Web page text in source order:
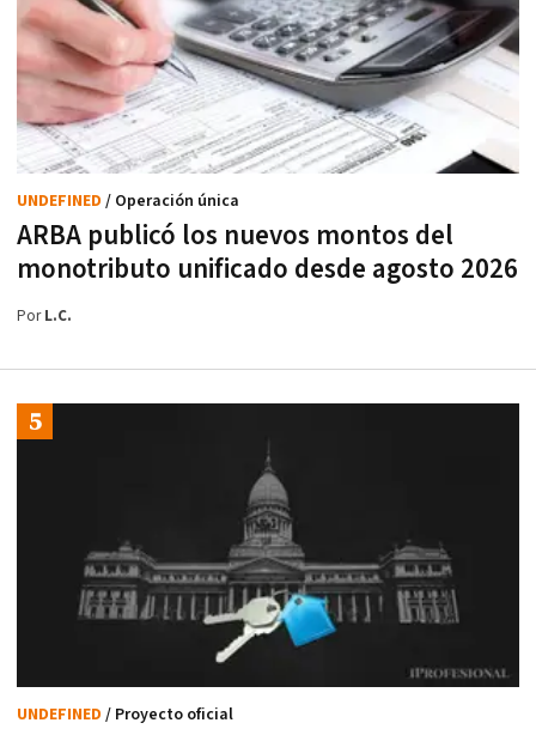
ARBA publicó los nuevos montos del
monotributo unificado desde agosto 2026
UNDEFINED / Operación única
PorL.C.
UNDEFINED / Proyecto oficial